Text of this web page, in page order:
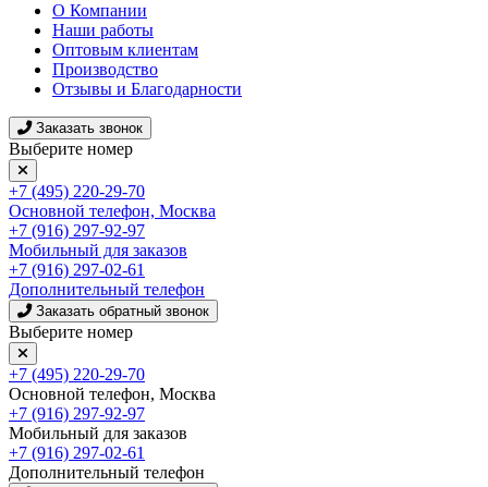
О Компании
Наши работы
Оптовым клиентам
Производство
Отзывы и Благодарности
Заказать звонок
Выберите номер
+7 (495) 220-29-70
Основной телефон, Москва
+7 (916) 297-92-97
Мобильный для заказов
+7 (916) 297-02-61
Дополнительный телефон
Заказать обратный звонок
Выберите номер
+7 (495) 220-29-70
Основной телефон, Москва
+7 (916) 297-92-97
Мобильный для заказов
+7 (916) 297-02-61
Дополнительный телефон